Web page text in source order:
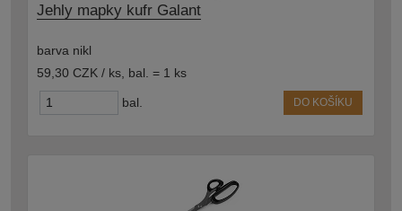
Jehly mapky kufr Galant
barva nikl
59,30 CZK / ks bal. = 1 ks
bal. DO KOŠÍKU